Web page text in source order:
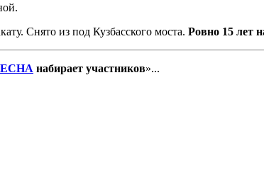
Снято из под Кузбасского моста. Ровно 15 лет
набирает участников»...